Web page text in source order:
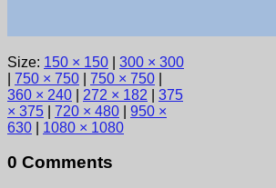
Size: 150 × 150
300 × 300
750 × 750 750 × 750
360 × 240
272 × 182
375
× 375
720 × 480
950 ×
630
1080 × 1080
0 Comments